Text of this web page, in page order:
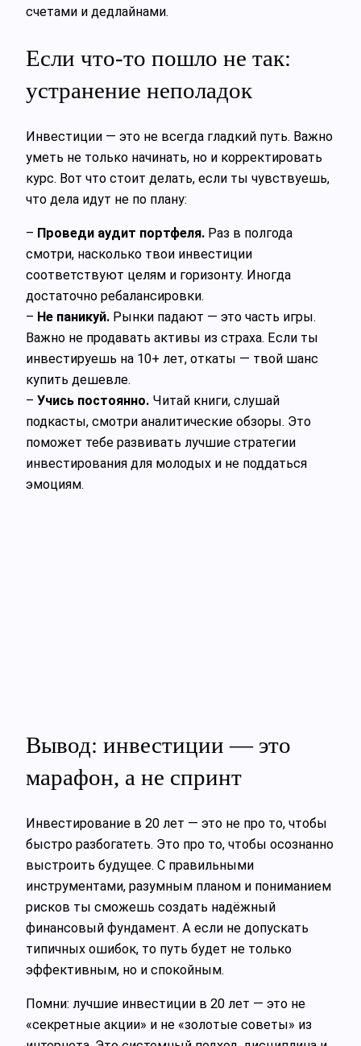
счетами и дедлайнами.
Если что-то пошло не так:
устранение неполадок
Инвестиции — это не всегда гладкий путь. Важно
уметь не только начинать, но и корректировать
курс. Вот что стоит делать, если ты чувствуешь,
что дела идут не по плану:
– Проведи аудит портфеля. Раз в полгода
смотри, насколько твои инвестиции
соответствуют целям и горизонту. Иногда
достаточно ребалансировки.
– Не паникуй. Рынки падают — это часть игры.
Важно не продавать активы из страха. Если ты
инвестируешь на 10+ лет, откаты — твой шанс
купить дешевле.
– Учись постоянно. Читай книги, слушай
подкасты, смотри аналитические обзоры. Это
поможет тебе развивать лучшие стратегии
инвестирования для молодых и не поддаться
эмоциям.
Вывод: инвестиции — это
марафон, а не спринт
Инвестирование в 20 лет — это не про то, чтобы
быстро разбогатеть. Это про то, чтобы осознанно
выстроить будущее. С правильными
инструментами, разумным планом и пониманием
рисков ты сможешь создать надёжный
финансовый фундамент. А если не допускать
типичных ошибок, то путь будет не только
эффективным, но и спокойным.
Помни: лучшие инвестиции в 20 лет — это не
«секретные акции» и не «золотые советы» из